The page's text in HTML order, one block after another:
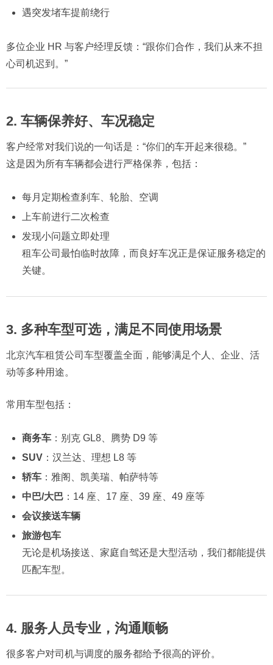
遇突发堵车提前绕行
多位企业 HR 与客户经理反馈：“跟你们合作，我们从来不担
心司机迟到。”
2. 车辆保养好、车况稳定
客户经常对我们说的一句话是：“你们的车开起来很稳。”
这是因为所有车辆都会进行严格保养，包括：
每月定期检查刹车、轮胎、空调
上车前进行二次检查
发现小问题立即处理
租车公司最怕临时故障，而良好车况正是保证服务稳定的
关键。
3. 多种车型可选，满足不同使用场景
北京汽车租赁公司车型覆盖全面，能够满足个人、企业、活
动等多种用途。
常用车型包括：
商务车：别克 GL8、腾势 D9 等
SUV：汉兰达、理想 L8 等
轿车：雅阁、凯美瑞、帕萨特等
中巴/大巴：14 座、17 座、39 座、49 座等
会议接送车辆
旅游包车
无论是机场接送、家庭自驾还是大型活动，我们都能提供
匹配车型。
4. 服务人员专业，沟通顺畅
很多客户对司机与调度的服务都给予很高的评价。